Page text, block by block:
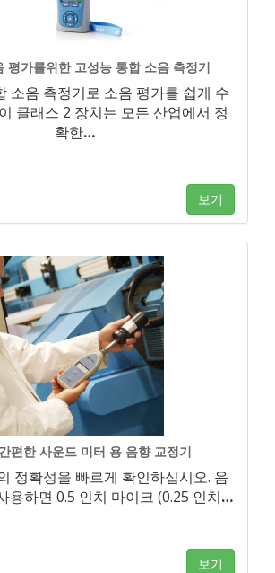
평가를위한 고성능 통합 소음 측정기
소음 측정기로 소음 평가를 쉽게 수
클래스 2 장치는 모든 산업에서 정
확한…
보기
편한 사운드 미터 용 음향 교정기
정확성을 빠르게 확인하십시오. 음
용하면 0.5 인치 마이크 (0.25 인치…
보기